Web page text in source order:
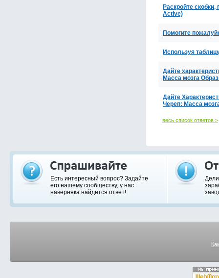
Раскройте
Active)
Помогите
Используя
Дайте
Масса мозга
Дайте
Череп: Масса
весь список ответов >
Есть интересный вопрос? Задайте
его нашему сообществу, у нас
наверняка найдется ответ!